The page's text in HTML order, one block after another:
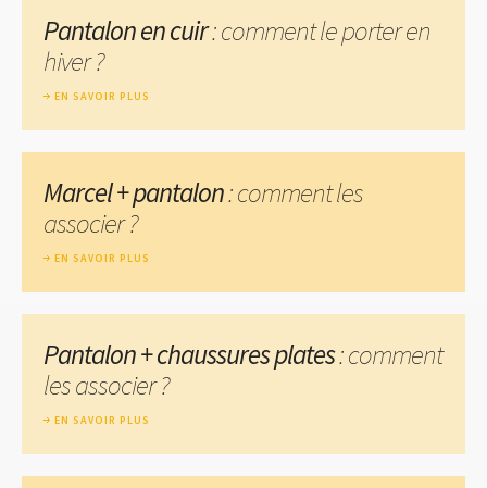
Pantalon en cuir: comment le porter en
hiver ?
EN SAVOIR PLUS
Marcel + pantalon: comment les
associer ?
EN SAVOIR PLUS
Pantalon + chaussures plates: comment
les associer ?
EN SAVOIR PLUS